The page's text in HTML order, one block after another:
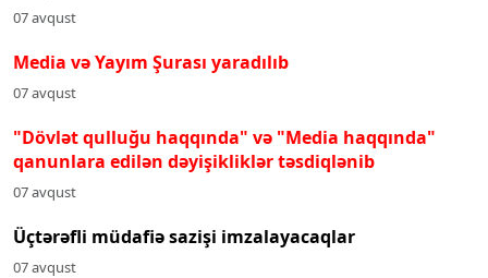
07 avqust
Media və Yayım Şurası yaradılıb
07 avqust
"Dövlət qulluğu haqqında" və "Media haqqında"
qanunlara edilən dəyişikliklər təsdiqlənib
07 avqust
Üçtərəfli müdafiə sazişi imzalayacaqlar
07 avqust